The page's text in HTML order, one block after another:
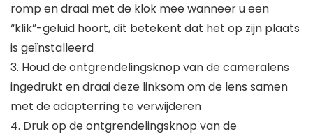
romp en draai met de klok mee wanneer u een
“klik”-geluid hoort, dit betekent dat het op zijn plaats
is geïnstalleerd
3. Houd de ontgrendelingsknop van de cameralens
ingedrukt en draai deze linksom om de lens samen
met de adapterring te verwijderen
4. Druk op de ontgrendelingsknop van de